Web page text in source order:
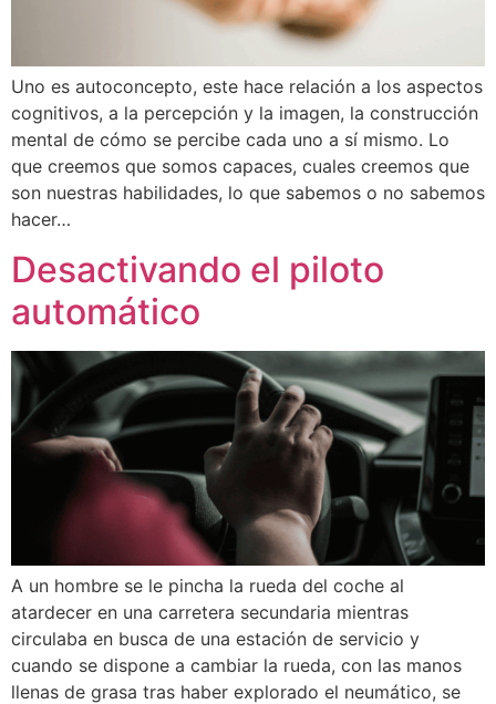
Uno es autoconcepto, este hace relación a los aspectos
cognitivos, a la percepción y la imagen, la construcción
mental de cómo se percibe cada uno a sí mismo. Lo
que creemos que somos capaces, cuales creemos que
son nuestras habilidades, lo que sabemos o no sabemos
hacer…
Desactivando el piloto
automático
A un hombre se le pincha la rueda del coche al
atardecer en una carretera secundaria mientras
circulaba en busca de una estación de servicio y
cuando se dispone a cambiar la rueda, con las manos
llenas de grasa tras haber explorado el neumático, se